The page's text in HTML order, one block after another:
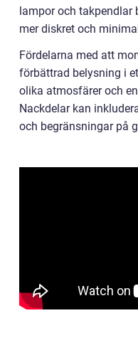
lampor och takpendlar
mer diskret och
Fördelarna med att
förbättrad belysning i
olika atmosfärer och
Nackdelar kan
och begränsningar på